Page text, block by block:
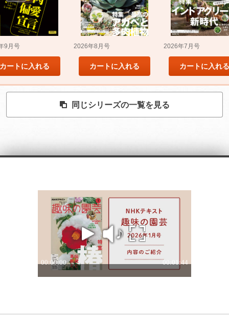
9月号
カートに入れる
2026年8月号
カートに入れる
2026年7月号
カートに入れる
同じシリーズの一覧を見る